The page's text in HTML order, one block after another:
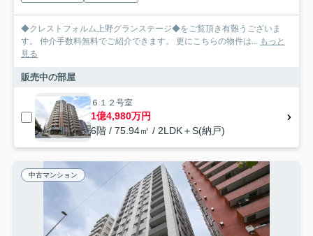
◆クレストフォルム上野グランステージ◆をご覧頂き有難うございま
す。 仲介手数料無料でご紹介できます。 更にこちらの物件は... もっと
見る
販売中の部屋
６１２号室
1億4,980万円
6階 / 75.94㎡ / 2LDK＋S(納戸)
中古マンション